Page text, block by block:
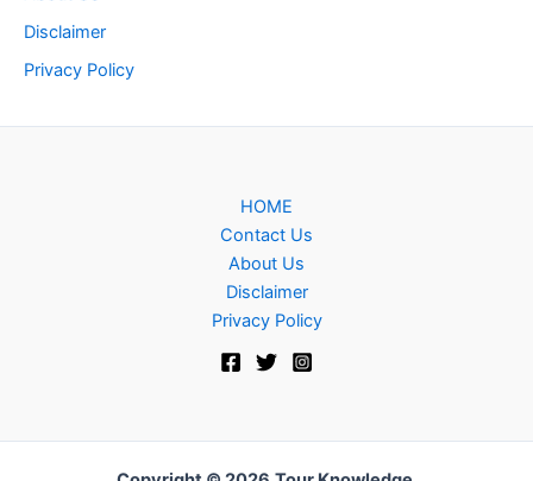
Disclaimer
Privacy Policy
HOME
Contact Us
About Us
Disclaimer
Privacy Policy